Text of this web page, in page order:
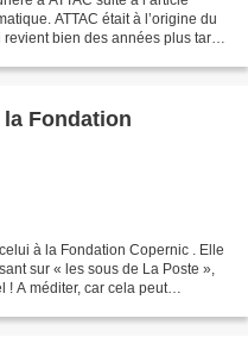
ATTAC était à l’origine du
revient bien des années plus tard
Fondation
à la Fondation Copernic . Elle
sur « les sous de La Poste »,
! A méditer, car cela peut